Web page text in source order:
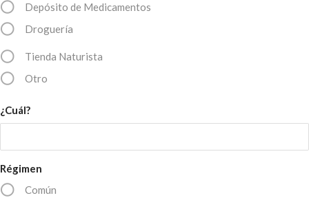
Depósito de Medicamentos
Droguería
Tienda Naturista
Otro
¿Cuál?
Régimen
Común